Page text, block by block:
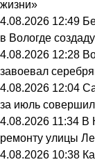
жизни»
4.08.2026 12:49
в Вологде
4.08.2026 12:28
завоевал
4.08.2026 12:04
за июль
4.08.2026 11:34 В
ремонту улицы
4.08.2026 10:38